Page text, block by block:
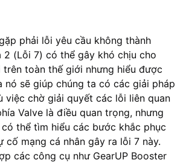
phải lỗi yêu cầu không thành
(Lỗi 7) có thể gây khó chịu cho
trên toàn thế giới nhưng hiểu được
nó sẽ giúp chúng ta có các giải pháp
việc chờ giải quyết các lỗi liên quan
Valve là điều quan trọng, nhưng
thể tìm hiểu các bước khắc phục
cố mạng cá nhân gây ra lỗi 7 này.
các công cụ như GearUP Booster